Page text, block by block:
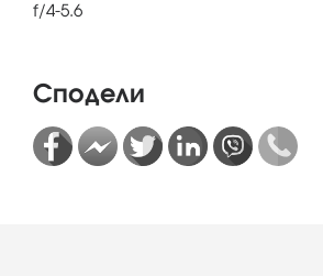
f/4-5.6
Сподели